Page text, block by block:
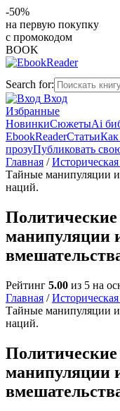
-50%
на первую покупку
с промокодом
BOOK
Search for:
Вход
Избранные
НовинкиСюжетыAi
EbookReaderСтатьиКак
прозуПубликовать
Главная /
Тайные манипуляции
наций.
манипуляции
Рейтинг 5.00 из 5 на
Главная /
Тайные манипуляции
наций.
манипуляции